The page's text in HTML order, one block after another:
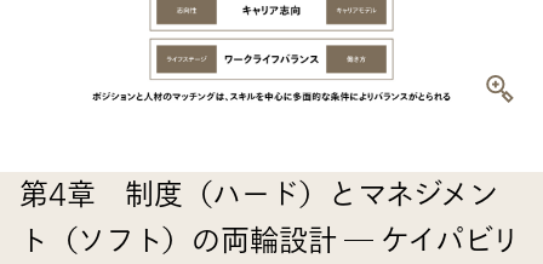
第4章 制度（ハード）とマネジメン
ト（ソフト）の両輪設計 ― ケイパビリ